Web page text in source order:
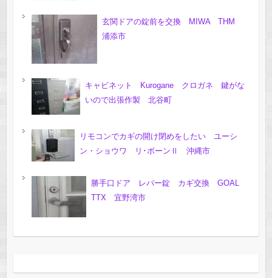
玄関ドアの錠前を交換 MIWA THM
浦添市
キャビネット Kurogane クロガネ 鍵がな
いので出張作製 北谷町
リモコンでカギの開け閉めをしたい ユーシ
ン・ショウワ リ･ボーンⅡ 沖縄市
勝手口ドア レバー錠 カギ交換 GOAL
TTX 宜野湾市